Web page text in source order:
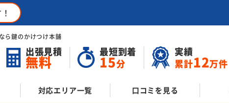
ら鍵のかけつけ本舗
出張見積
無料
最短到着
15分
実績
累計12万件
対応エリア一覧 口コミを見る